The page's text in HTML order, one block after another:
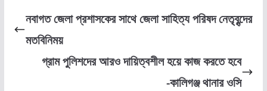
e
b
o
o
o
d
o
n
l e
নবাগত জেলা প্রশাসকের সাথে জেলা সাহিত্য পরিষদ নেতৃবৃন্দের
মতবিনিময়
গ্রাম পুলিশদের আরও দায়িত্বশীল হয়ে কাজ করতে হবে
-কালিগঞ্জ থানার ওসি